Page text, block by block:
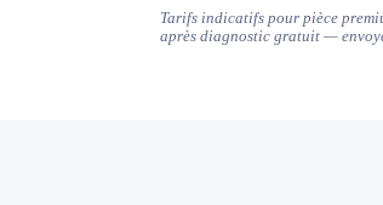
Tarifs indicatifs pour pièce
après diagnostic gratuit —